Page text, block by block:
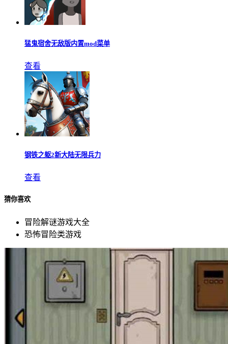
猛鬼宿舍无敌版内置mod菜单
查看
钢铁之躯2新大陆无限兵力
查看
猜你喜欢
冒险解谜游戏大全
恐怖冒险类游戏